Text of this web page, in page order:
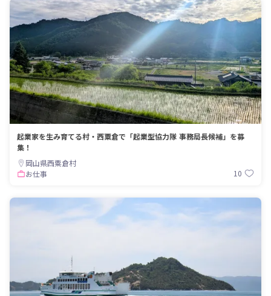
起業家を生み育てる村・西粟倉で「起業型協力隊 事務局長候補」を募
集！
岡山県西粟倉村
お仕事
10